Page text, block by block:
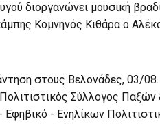
διοργανώνει μουσική
Κομνηνός Κιθάρα ο
στους Βελονάδες, 03/
Σύλλογος Παξών
Εφηβικό - Ενηλίκων